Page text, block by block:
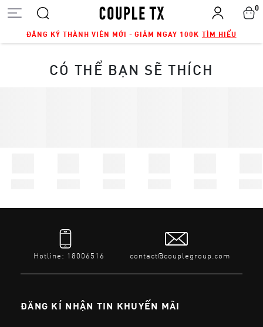
ĐĂNG KÝ THÀNH VIÊN MỚI - GIẢM NGAY 100K TÌM HIỂU
0
CÓ THỂ BẠN SẼ THÍCH
Hotline: 18006516 contact@couplegroup.com
ĐĂNG KÍ NHẬN TIN KHUYẾN MÃI